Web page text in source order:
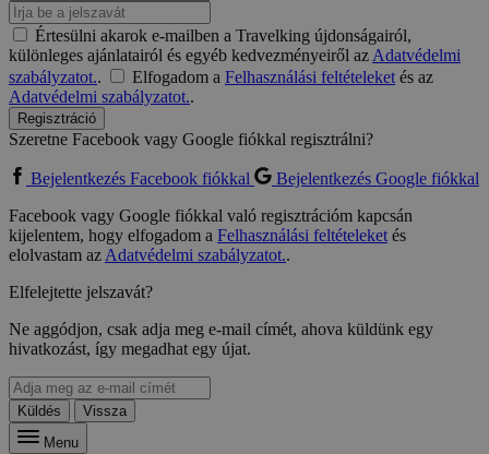
Értesülni akarok e-mailben a Travelking újdonságairól,
különleges ajánlatairól és egyéb kedvezményeiről azAdatvédelmi
szabályzatot.. Elfogadom a Felhasználási feltételeketés az
Adatvédelmi szabályzatot..
Regisztráció
Szeretne Facebook vagy Google fiókkal regisztrálni?
Bejelentkezés Facebook fiókkal
Bejelentkezés Google fiókkal
Facebook vagy Google fiókkal való regisztrációm kapcsán
kijelentem, hogy elfogadom a Felhasználási feltételeketés
elolvastam azAdatvédelmi szabályzatot..
Elfelejtette jelszavát?
Ne aggódjon, csak adja meg e-mail címét, ahova küldünk egy
hivatkozást, így megadhat egy újat.
Küldés
Vissza
Menu